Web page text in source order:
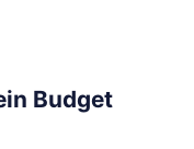
Budget